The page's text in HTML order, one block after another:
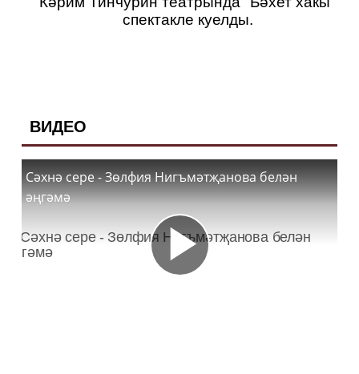
спектакле куелды.
ВИДЕО
Сәхнә сере - Зөлфия Нигъмәтҗанова белән
әңгәмә